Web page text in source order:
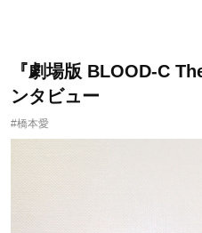
『劇場版 BLOOD-C
ンタビュー
#橋本愛